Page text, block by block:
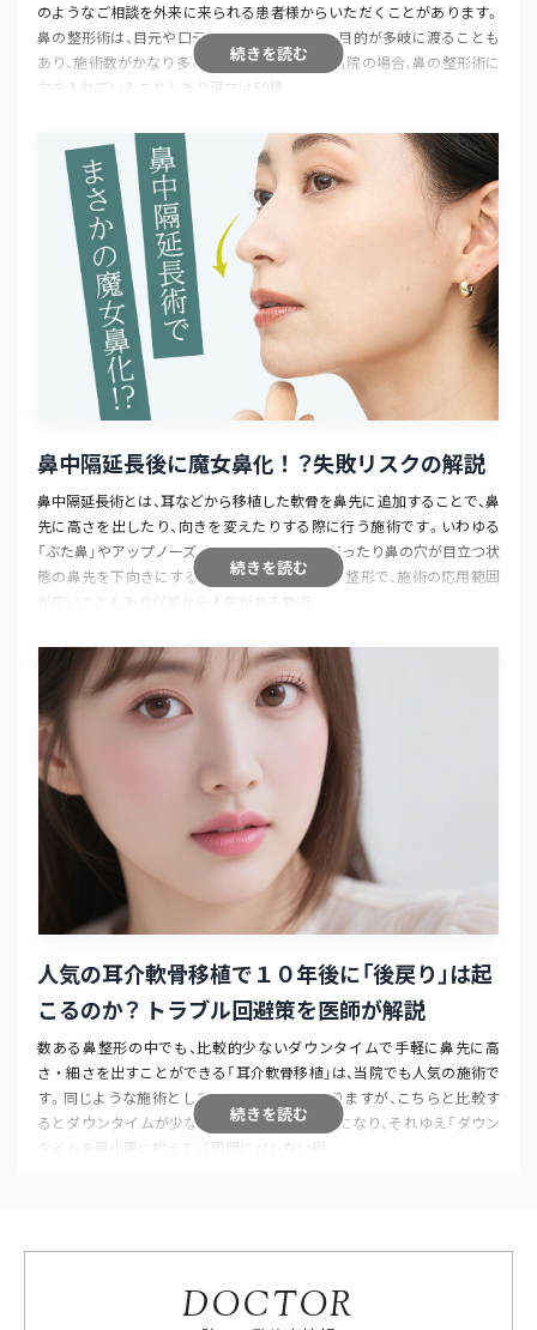
のようなご相談を外来に来られる患者様からいただくことがあります。
鼻の整形術は、目元や口元と比較すると治療の目的が多岐に渡ることも
あり、施術数がかなり多い点が特徴です。特に当院の場合、鼻の整形術に
力を入れていることもあり現在は50種
続きを読む
鼻中隔延長後に魔女鼻化！？失敗リスクの解説
鼻中隔延長術とは、耳などから移植した軟骨を鼻先に追加することで、鼻
先に高さを出したり、向きを変えたりする際に行う施術です。いわゆる
「ぶた鼻」やアップノーズ、短鼻の改善、上向きだったり鼻の穴が目立つ状
態の鼻先を下向きにするといった際に有効な鼻整形で、施術の応用範囲
が広いこともあり以前から人気がある施術
続きを読む
人気の耳介軟骨移植で１０年後に「後戻り」は起
こるのか？ トラブル回避策を医師が解説
数ある鼻整形の中でも、比較的少ないダウンタイムで手軽に鼻先に高
さ・細さを出すことができる「耳介軟骨移植」は、当院でも人気の施術で
す。同じような施術として鼻中隔延長術がありますが、こちらと比較す
るとダウンタイムが少ない分、効果もマイルドになり、それゆえ「ダウン
タイムを最小限に抑えて」「周囲にバレない程
続きを読む
DOCTOR